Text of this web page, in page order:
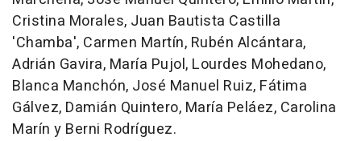
Cristina Morales, Juan Bautista Castilla
'Chamba', Carmen Martín, Rubén Alcántara,
Adrián Gavira, María Pujol, Lourdes Mohedano,
Blanca Manchón, José Manuel Ruiz, Fátima
Gálvez, Damián Quintero, María Peláez, Carolina
Marín y Berni Rodríguez.